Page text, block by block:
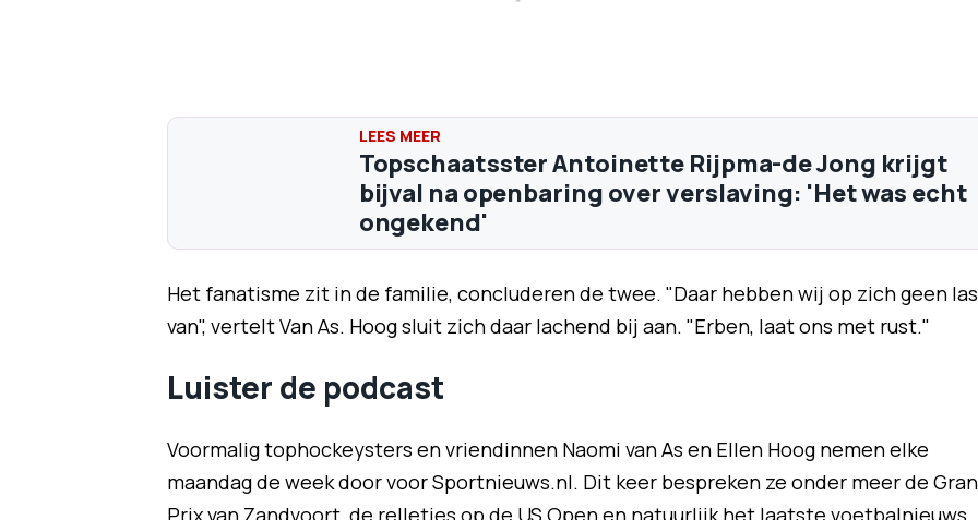
Topschaatsster Antoinette Rijpma-de Jong krijgt
bijval na openbaring over verslaving: 'Het was echt
ongekend'
Het fanatisme zit in de familie, concluderen de twee. "Daar hebben wij op zich geen
van", vertelt Van As. Hoog sluit zich daar lachend bij aan. "Erben, laat ons met rust."
Luister de podcast
Voormalig tophockeysters en vriendinnen Naomi van As en Ellen Hoog nemen elke
maandag de week door voor Sportnieuws.nl. Dit keer bespreken ze onder meer de
Prix van Zandvoort, de relletjes op de US Open en natuurlijk het laatste voetbalnieuws.